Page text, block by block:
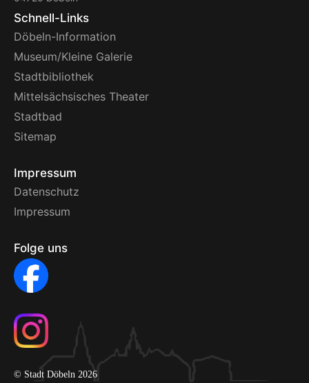
Schnell-Links
Döbeln-Information
Museum/Kleine Galerie
Stadtbibliothek
Mittelsächsisches Theater
Stadtbad
Sitemap
Impressum
Datenschutz
Impressum
Folge uns
© Stadt Döbeln 2026